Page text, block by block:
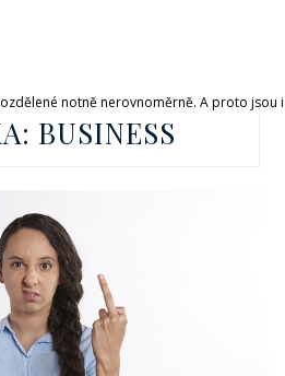
notně nerovnoměrně. A proto
BUSINESS